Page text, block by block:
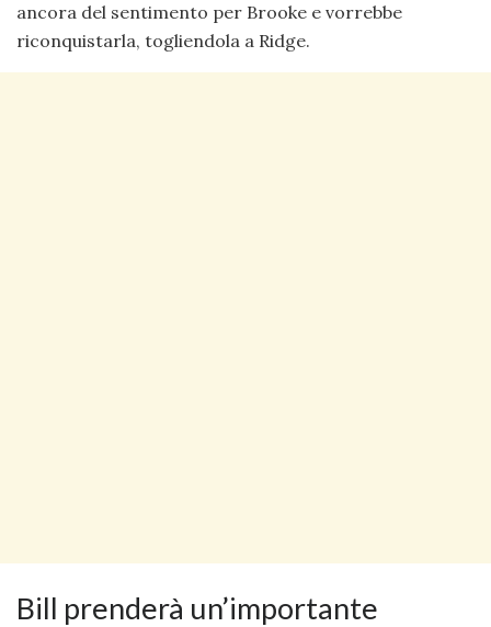
ancora del sentimento per Brooke e vorrebbe
riconquistarla, togliendola a Ridge.
Bill prenderà un’importante